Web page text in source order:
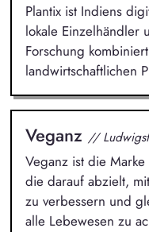
Plantix ist Indiens
lokale Einzelhändler
Forschung
landwirtschaftlichen
Veganz //
Veganz ist die
die darauf abzielt,
zu verbessern und
alle Lebewesen zu